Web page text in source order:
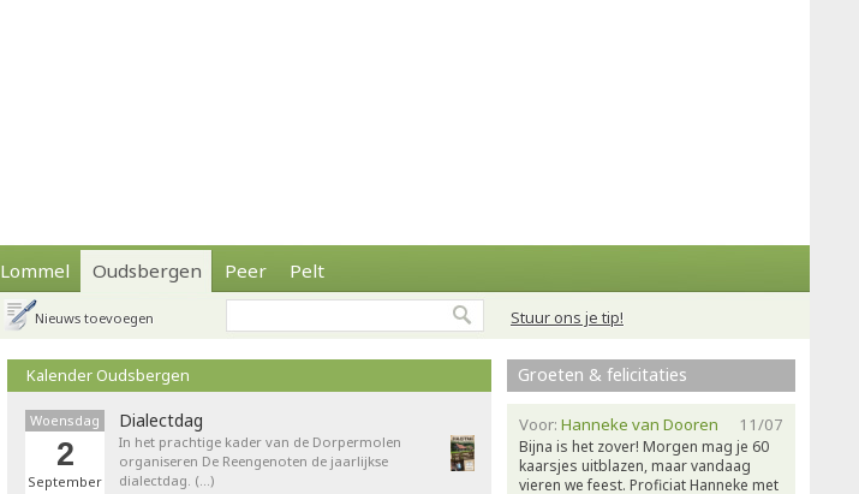
Lommel Oudsbergen Peer Pelt
Stuur ons je tip!
Nieuws toevoegen
Kalender Oudsbergen
Woensdag
2
September
Dialectdag
In het prachtige kader van de Dorpermolen
organiseren De Reengenoten de jaarlijkse
dialectdag. (…)
Groeten & felicitaties
11/07
Voor: Hanneke van Dooren
Bijna is het zover! Morgen mag je 60
kaarsjes uitblazen, maar vandaag
vieren we feest. Proficiat Hanneke met